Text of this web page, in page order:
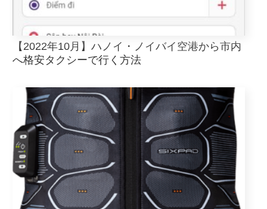
【2022年10月】ハノイ・ノイバイ空港から市内
へ格安タクシーで行く方法